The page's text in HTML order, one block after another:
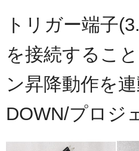
トリガー端子
を接続するこ
ン昇降動作を
DOWN/プロジ